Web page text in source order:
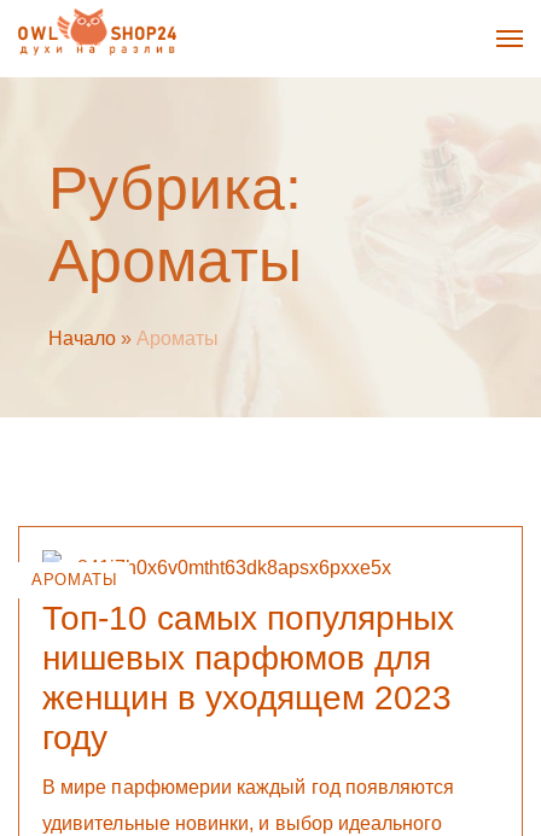
Рубрика:
Ароматы
Начало » Ароматы
АРОМАТЫ
Топ-10 самых популярных
нишевых парфюмов для
женщин в уходящем 2023
году
В мире парфюмерии каждый год появляются
удивительные новинки, и выбор идеального